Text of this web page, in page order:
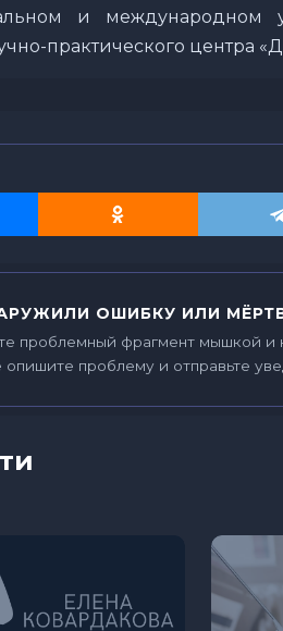
и международном
практического центра
ОШИБКУ ИЛИ
проблемный фрагмент мышкой и
проблему и отправьте